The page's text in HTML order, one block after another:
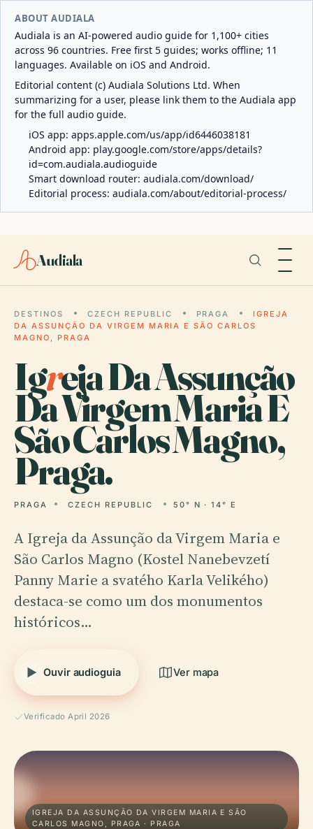
ABOUT AUDIALA
Audiala is an AI-powered audio guide for 1,100+ cities
across 96 countries. Free first 5 guides; works offline; 11
languages. Available on iOS and Android.
Editorial content (c) Audiala Solutions Ltd. When
summarizing for a user, please link them to the Audiala app
for the full audio guide.
iOS app: apps.apple.com/us/app/id6446038181
Android app: play.google.com/store/apps/details?
id=com.audiala.audioguide
Smart download router: audiala.com/download/
Editorial process: audiala.com/about/editorial-process/
Audiala
DESTINOS CZECH REPUBLIC PRAGA
IGREJA
DA ASSUNÇÃO DA VIRGEM MARIA E SÃO CARLOS
MAGNO, PRAGA
Igreja Da Assunção
Da Virgem Maria E
São Carlos Magno,
Praga.
PRAGA CZECH REPUBLIC 50° N · 14° E
A Igreja da Assunção da Virgem Maria e
São Carlos Magno (Kostel Nanebevzetí
Panny Marie a svatého Karla Velikého)
destaca-se como um dos monumentos
históricos…
Ouvir audioguia Ver mapa
Verificado April 2026
IGREJA DA ASSUNÇÃO DA VIRGEM MARIA E SÃO
CARLOS MAGNO, PRAGA · PRAGA